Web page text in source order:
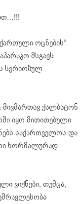
ოცნების“
მსგავს
სერიოზულ
მივმართავ ქალბატონ
იყო მითითებული
საქართველოს და
ნორმალურად
ვიქნები, თუმცა,